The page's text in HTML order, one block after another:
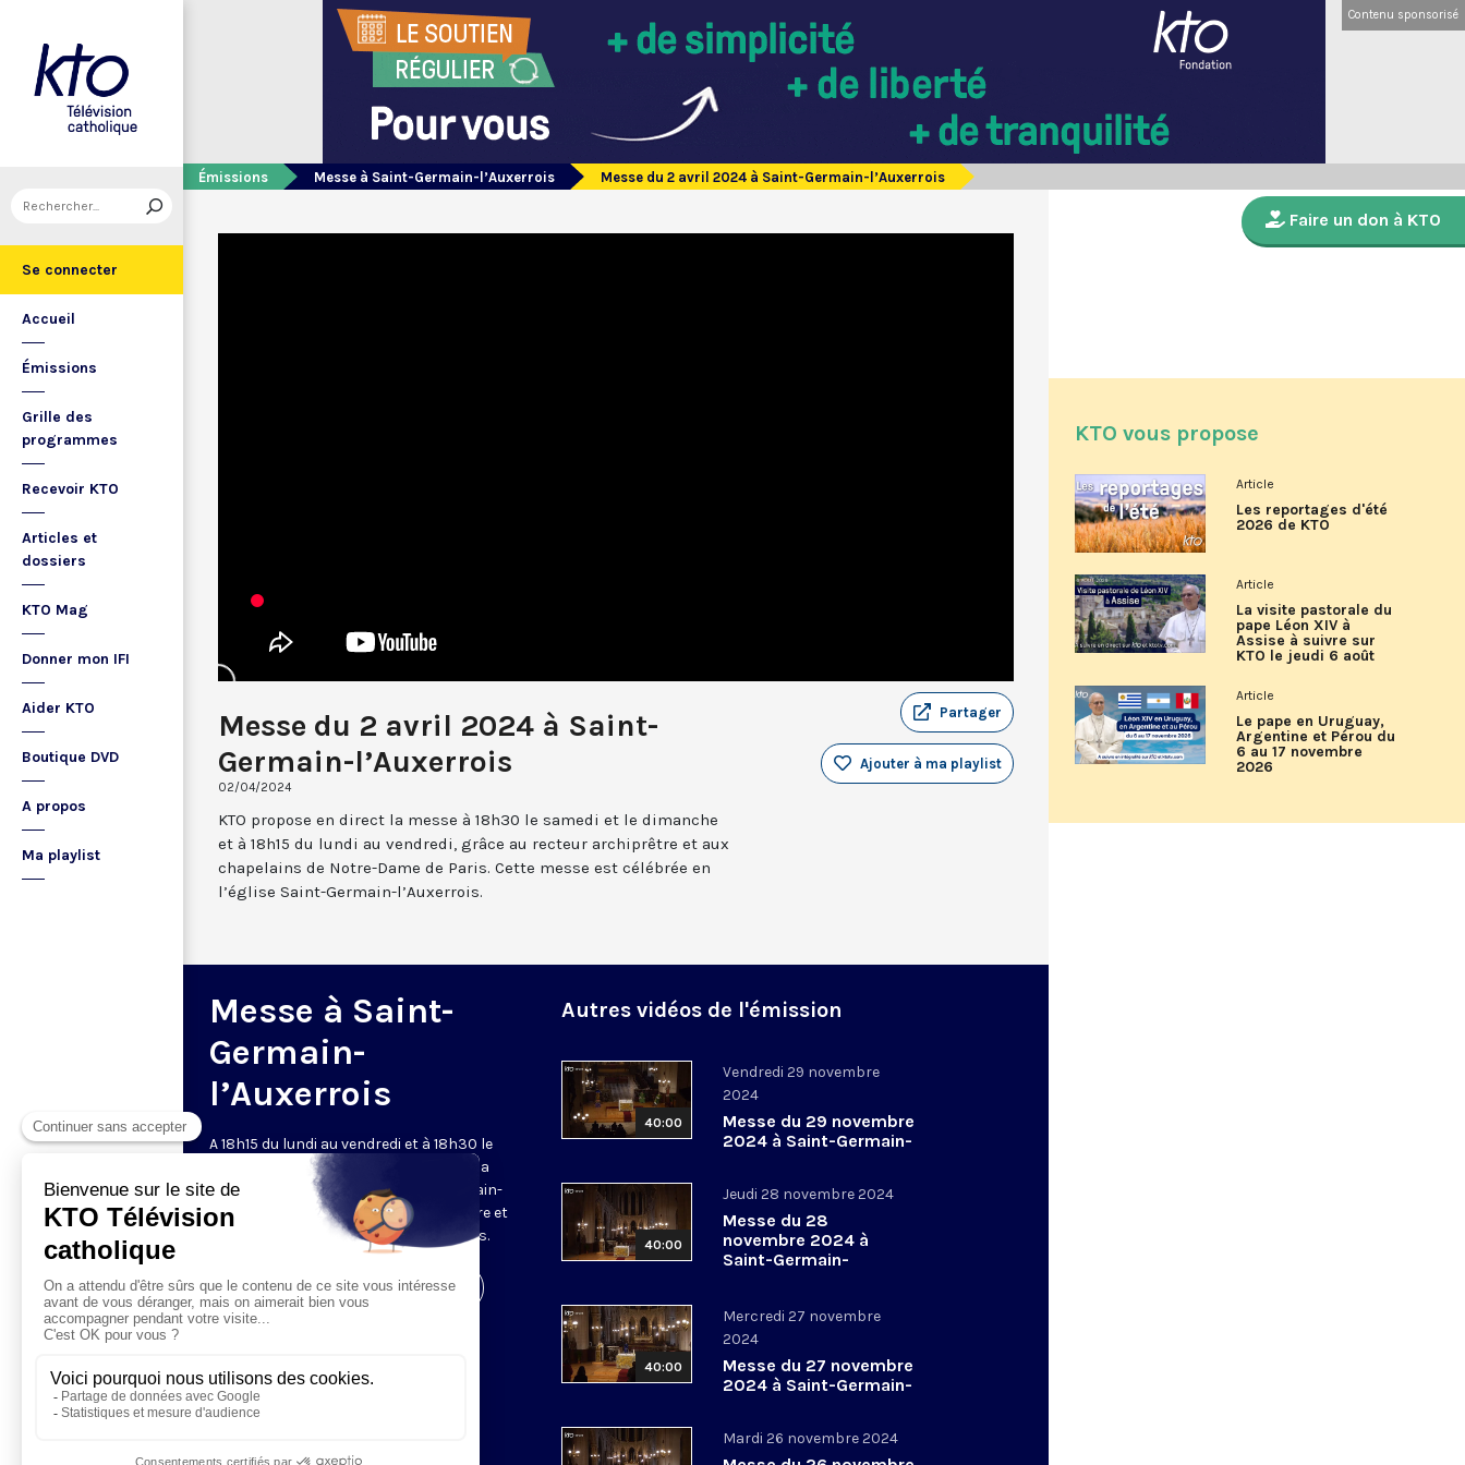
Se connecter
Accueil
Émissions
Grille des
programmes
Recevoir KTO
Articles et
dossiers
KTO Mag
Donner mon IFI
Aider KTO
Boutique DVD
A propos
Ma playlist
Contenu sponsorisé
Émissions Messe à Saint-Germain-l’Auxerrois Messe du 2 avril 2024 à Saint-Germain-l’Auxerrois
Messe du 2 avril 2024 à Saint-
Germain-l’Auxerrois
02/04/2024
Partager
Ajouter à ma playlist
KTO propose en direct la messe à 18h30 le samedi et le dimanche
et à 18h15 du lundi au vendredi, grâce au recteur archiprêtre et aux
chapelains de Notre-Dame de Paris. Cette messe est célébrée en
l’église Saint-Germain-l’Auxerrois.
Messe à Saint-
Germain-
l’Auxerrois
A 18h15 du lundi au vendredi et à 18h30 le
samedi et dimanche, KTO retransmet la
messe en direct de l'église Saint-Germain-
l'Auxerrois, grâce au recteur archiprêtre et
aux chapelains de Notre-Dame de Paris.
Visiter la page de l'émission
Autres vidéos de l'émission
40:00
Vendredi 29 novembre
2024
Messe du 29 novembre
2024 à Saint-Germain-
40:00
Jeudi 28 novembre 2024
Messe du 28
novembre 2024 à
Saint-Germain-
40:00
Mercredi 27 novembre
2024
Messe du 27 novembre
2024 à Saint-Germain-
Mardi 26 novembre 2024
Faire un don à KTO
KTO vous propose
Article
Les reportages d'été
2026 de KTO
Article
La visite pastorale du
pape Léon XIV à
Assise à suivre sur
KTO le jeudi 6 août
Article
Le pape en Uruguay,
Argentine et Pérou du
6 au 17 novembre
2026